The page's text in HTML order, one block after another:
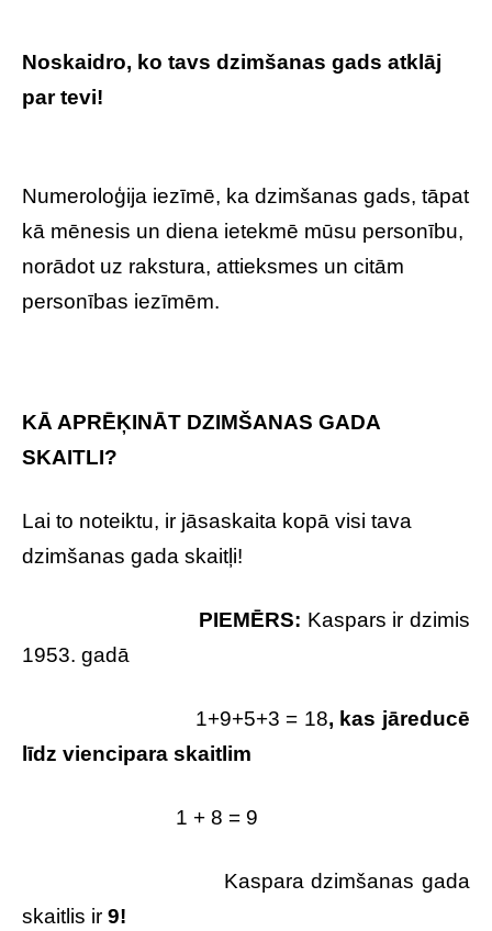
Noskaidro, ko tavs dzimšanas gads atklāj
par tevi!
Numeroloģija iezīmē, ka dzimšanas gads, tāpat
kā mēnesis un diena ietekmē mūsu personību,
norādot uz rakstura, attieksmes un citām
personības iezīmēm.
KĀ APRĒĶINĀT DZIMŠANAS GADA
SKAITLI?
Lai to noteiktu, ir jāsaskaita kopā visi tava
dzimšanas gada skaitļi!
PIEMĒRS: Kaspars ir dzimis
1953. gadā
1+9+5+3 = 18, kas jāreducē
līdz viencipara skaitlim
1 + 8 = 9
Kaspara dzimšanas gada
skaitlis ir 9!